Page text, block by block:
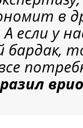
в
если у